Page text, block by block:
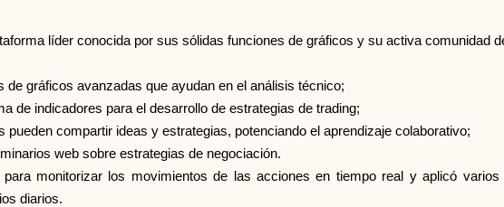
líder conocida por sus sólidas funciones de gráficos y su activa comunidad
gráficos avanzadas que ayudan en el análisis técnico;
de indicadores para el desarrollo de estrategias de trading;
compartir ideas y estrategias, potenciando el aprendizaje colaborativo;
web sobre estrategias de negociación.
monitorizar los movimientos de las acciones en tiempo real y aplicó
diarios.